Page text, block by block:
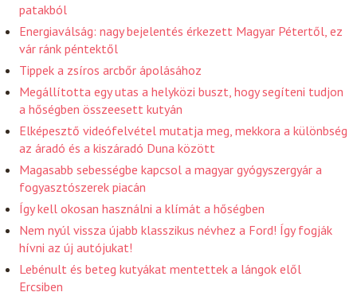
patakból
Energiaválság: nagy bejelentés érkezett Magyar Pétertől, ez
vár ránk péntektől
Tippek a zsíros arcbőr ápolásához
Megállította egy utas a helyközi buszt, hogy segíteni tudjon
a hőségben összeesett kutyán
Elképesztő videófelvétel mutatja meg, mekkora a különbség
az áradó és a kiszáradó Duna között
Magasabb sebességbe kapcsol a magyar gyógyszergyár a
fogyasztószerek piacán
Így kell okosan használni a klímát a hőségben
Nem nyúl vissza újabb klasszikus névhez a Ford! Így fogják
hívni az új autójukat!
Lebénult és beteg kutyákat mentettek a lángok elől
Ercsiben